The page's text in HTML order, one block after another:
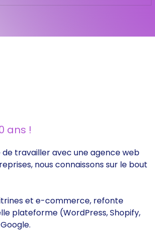
ans !
travailler avec une agence web
nous connaissons sur le bout
et e-commerce, refonte
plateforme (WordPress, Shopify,